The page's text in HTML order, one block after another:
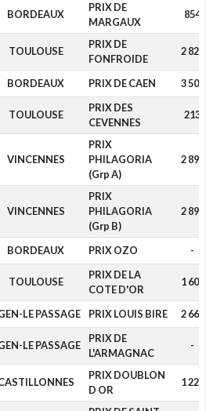
BORDEAUX
PRIX DE
MARGAUX
854
TOULOUSE
PRIX DE
FONFROIDE
2 820
BORDEAUX PRIX DE CAEN 3 506
TOULOUSE
PRIX DES
CEVENNES
213
VINCENNES
PRIX
PHILAGORIA
(Grp A)
2 897
VINCENNES
PRIX
PHILAGORIA
(Grp B)
2 897
BORDEAUX PRIX OZO -
TOULOUSE
PRIX DE LA
COTE D'OR
1 601
LE PASSAGE PRIX LOUIS BIRE 2 668
LE PASSAGE
PRIX DE
L'ARMAGNAC
-
PRIX DOUBLON
D OR
1 220